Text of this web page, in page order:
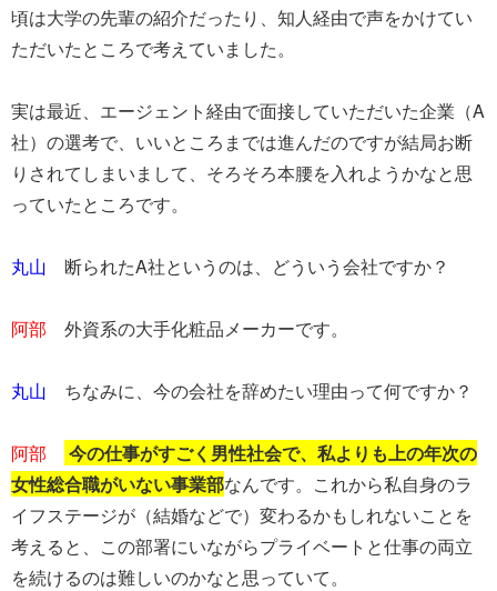
頃は大学の先輩の紹介だったり、知人経由で声をかけてい
ただいたところで考えていました。
実は最近、エージェント経由で面接していただいた企業（A
社）の選考で、いいところまでは進んだのですが結局お断
りされてしまいまして、そろそろ本腰を入れようかなと思
っていたところです。
​丸山 断られたA社というのは、どういう会社ですか？
​阿部 外資系の大手化粧品メーカーです。
​丸山 ちなみに、今の会社を辞めたい理由って何ですか？
​阿部
今の仕事がすごく男性社会で、私よりも上の年次の
女性総合職がいない事業部なんです。これから私自身のラ
イフステージが（結婚などで）変わるかもしれないことを
考えると、この部署にいながらプライベートと仕事の両立
を続けるのは難しいのかなと思っていて。